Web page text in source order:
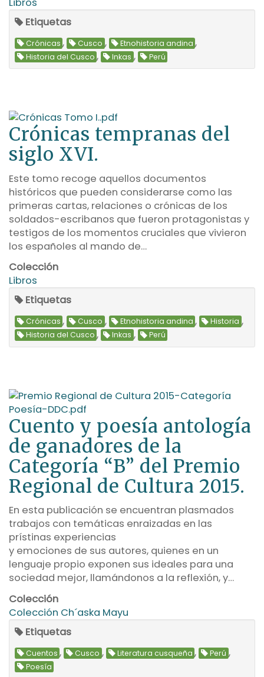
Etiquetas
Crónicas , Cusco , Etnohistoria andina ,
Historia del Cusco , Inkas , Perú
Crónicas tempranas del
siglo XVI.
Este tomo recoge aquellos documentos
históricos que pueden considerarse como las
primeras cartas, relaciones o crónicas de los
soldados-escribanos que fueron protagonistas y
testigos de los momentos cruciales que vivieron
los españoles al mando de…
Colección
Libros
Etiquetas
Crónicas , Cusco , Etnohistoria andina , Historia ,
Historia del Cusco , Inkas , Perú
Cuento y poesía antología
de ganadores de la
Categoría “B” del Premio
Regional de Cultura 2015.
En esta publicación se encuentran plasmados
trabajos con temáticas enraizadas en las
prístinas experiencias
y emociones de sus autores, quienes en un
lenguaje propio exponen sus ideales para una
sociedad mejor, llamándonos a la reflexión, y…
Colección
Colección Ch´aska Mayu
Etiquetas
Cuentos , Cusco , Literatura cusqueña , Perú ,
Poesía